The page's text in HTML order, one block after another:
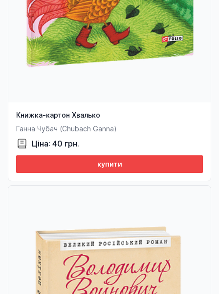
Книжка-картон Хвалько
Ганна Чубач (Chubach Ganna)
Ціна: 40 грн.
купити